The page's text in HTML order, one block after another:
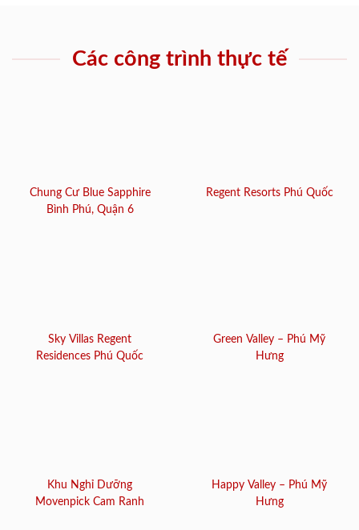
Các công trình thực tế
Chung Cư Blue Sapphire
Bình Phú, Quận 6
Regent Resorts Phú Quốc
Sky Villas Regent
Residences Phú Quốc
Green Valley – Phú Mỹ
Hưng
Khu Nghỉ Dưỡng
Movenpick Cam Ranh
Happy Valley – Phú Mỹ
Hưng